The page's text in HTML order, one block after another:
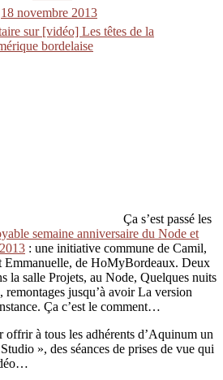
18 novembre 2013
sur [vidéo] Les têtes de la
bordelaise
Ça s’est passé les
semaine anniversaire du Node et
: une initiative commune de Camil,
Emmanuelle, de HoMyBordeaux. Deux
la salle Projets, au Node, Quelques nuits
remontages jusqu’à avoir La version
Ça c’est le comment…
offrir à tous les adhérents d’Aquinum un
», des séances de prises de vue qui